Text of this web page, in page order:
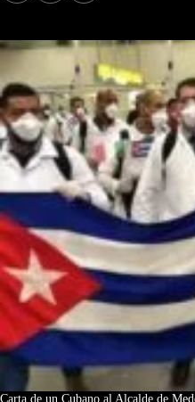
Carta de un Cubano al Alcalde de